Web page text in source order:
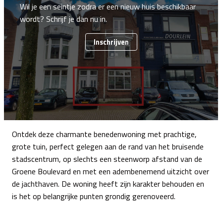
Wil je een seintje zodra er een nieuw huis beschikbaar
wordt? Schrijf je dan nu in.
Inschrijven
Ontdek deze charmante benedenwoning met prachtige,
grote tuin, perfect gelegen aan de rand van het bruisende
stadscentrum, op slechts een steenworp afstand van de
Groene Boulevard en met een adembenemend uitzicht over
de jachthaven. De woning heeft zijn karakter behouden en
is het op belangrijke punten grondig gerenoveerd.